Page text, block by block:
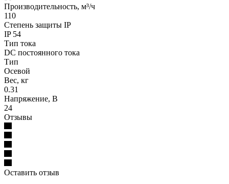
Производительность, м³/ч
110
Степень защиты IP
IP 54
Тип тока
DC постоянного тока
Тип
Осевой
Вес, кг
0.31
Напряжение, В
24
Отзывы
Оставить отзыв